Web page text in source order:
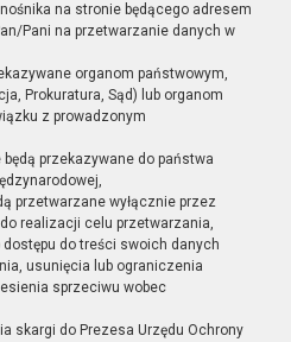
na stronie będącego adresem
Pani na przetwarzanie danych w
organom państwowym,
Prokuratura, Sąd) lub organom
z prowadzonym
przekazywane do państwa
przetwarzane wyłącznie przez
realizacji celu przetwarzania,
dostępu do treści swoich danych
usunięcia lub ograniczenia
sprzeciwu wobec
skargi do Prezesa Urzędu Ochrony